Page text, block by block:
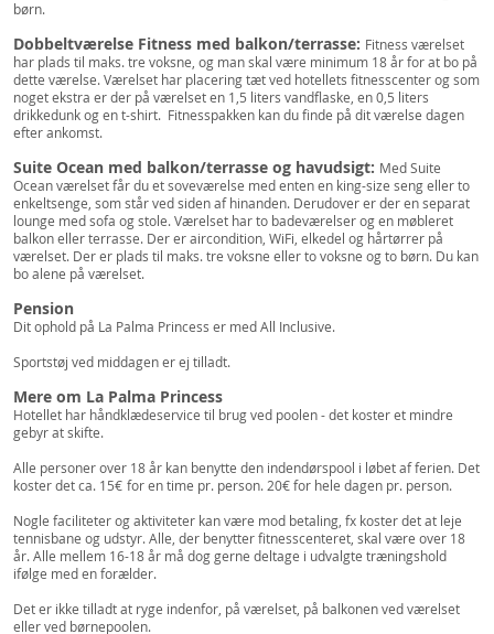
børn.
Dobbeltværelse Fitness med balkon/terrasse: Fitness værelset
har plads til maks. tre voksne, og man skal være minimum 18 år for at bo på
dette værelse. Værelset har placering tæt ved hotellets fitnesscenter og som
noget ekstra er der på værelset en 1,5 liters vandflaske, en 0,5 liters
drikkedunk og en t-shirt. Fitnesspakken kan du finde på dit værelse dagen
efter ankomst.
Suite Ocean med balkon/terrasse og havudsigt: Med Suite
Ocean værelset får du et soveværelse med enten en king-size seng eller to
enkeltsenge, som står ved siden af hinanden. Derudover er der en separat
lounge med sofa og stole. Værelset har to badeværelser og en møbleret
balkon eller terrasse. Der er aircondition, WiFi, elkedel og hårtørrer på
værelset. Der er plads til maks. tre voksne eller to voksne og to børn. Du kan
bo alene på værelset.
Pension
Dit ophold på La Palma Princess er med All Inclusive.
Sportstøj ved middagen er ej tilladt.
Mere om La Palma Princess
Hotellet har håndklædeservice til brug ved poolen - det koster et mindre
gebyr at skifte.
Alle personer over 18 år kan benytte den indendørspool i løbet af ferien. Det
koster det ca. 15€ for en time pr. person. 20€ for hele dagen pr. person.
Nogle faciliteter og aktiviteter kan være mod betaling, fx koster det at leje
tennisbane og udstyr. Alle, der benytter fitnesscenteret, skal være over 18
år. Alle mellem 16-18 år må dog gerne deltage i udvalgte træningshold
ifølge med en forælder.
Det er ikke tilladt at ryge indenfor, på værelset, på balkonen ved værelset
eller ved børnepoolen.